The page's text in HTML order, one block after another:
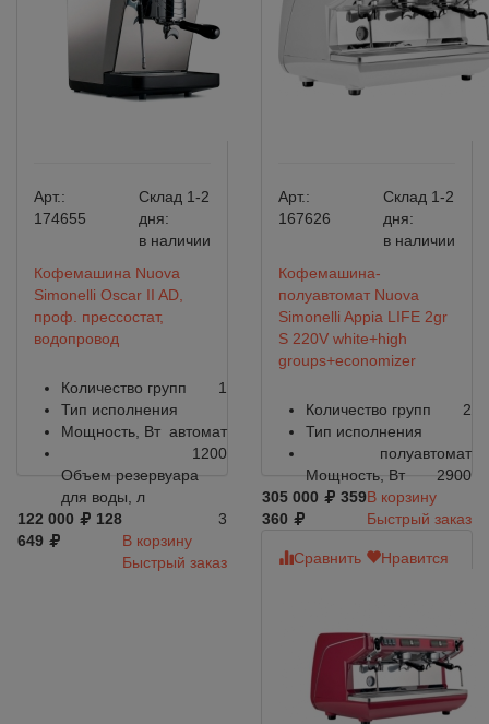
Арт.:
174655
Склад 1-2
дня:
в наличии
Кофемашина Nuova
Simonelli Oscar II AD,
проф. прессостат,
водопровод
Количество групп
1
Тип исполнения
автомат
Мощность, Вт
1200
Объем резервуара
для воды, л
3
122 000
128
649
В корзину
Быстрый заказ
Арт.:
167626
Склад 1-2
дня:
в наличии
Кофемашина-
полуавтомат Nuova
Simonelli Appia LIFE 2gr
S 220V white+high
groups+economizer
Количество групп
2
Тип исполнения
полуавтомат
Мощность, Вт
2900
305 000
359
360
В корзину
Быстрый заказ
Сравнить Нравится